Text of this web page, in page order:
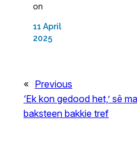
on
11 April
2025
« Previous
‘Ek kon gedood het,’ sê
baksteen bakkie tref